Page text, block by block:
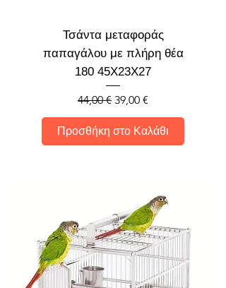
Τσάντα μεταφοράς
παπαγάλου με πλήρη θέα
180 45Χ23Χ27
Κανονική τιμή
44,00 € Τιμή Έκπτωσης
39,00 €
Προσθήκη στο Καλάθι